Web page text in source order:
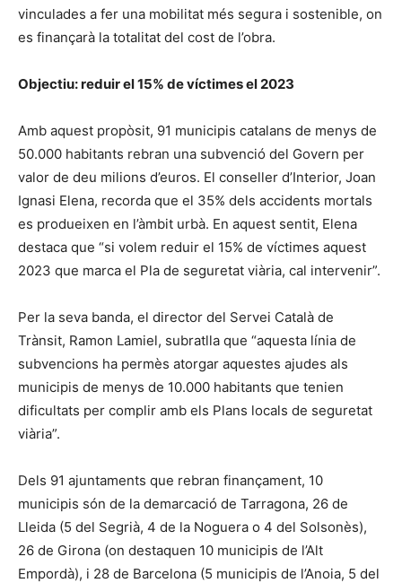
vinculades a fer una mobilitat més segura i sostenible, on
es finançarà la totalitat del cost de l’obra.
Objectiu: reduir el 15% de víctimes el 2023
Amb aquest propòsit, 91 municipis catalans de menys de
50.000 habitants rebran una subvenció del Govern per
valor de deu milions d’euros. El conseller d’Interior, Joan
Ignasi Elena, recorda que el 35% dels accidents mortals
es produeixen en l’àmbit urbà. En aquest sentit, Elena
destaca que “si volem reduir el 15% de víctimes aquest
2023 que marca el Pla de seguretat viària, cal intervenir”.
Per la seva banda, el director del Servei Català de
Trànsit, Ramon Lamiel, subratlla que “aquesta línia de
subvencions ha permès atorgar aquestes ajudes als
municipis de menys de 10.000 habitants que tenien
dificultats per complir amb els Plans locals de seguretat
viària”.
Dels 91 ajuntaments que rebran finançament, 10
municipis són de la demarcació de Tarragona, 26 de
Lleida (5 del Segrià, 4 de la Noguera o 4 del Solsonès),
26 de Girona (on destaquen 10 municipis de l’Alt
Empordà), i 28 de Barcelona (5 municipis de l’Anoia, 5 del